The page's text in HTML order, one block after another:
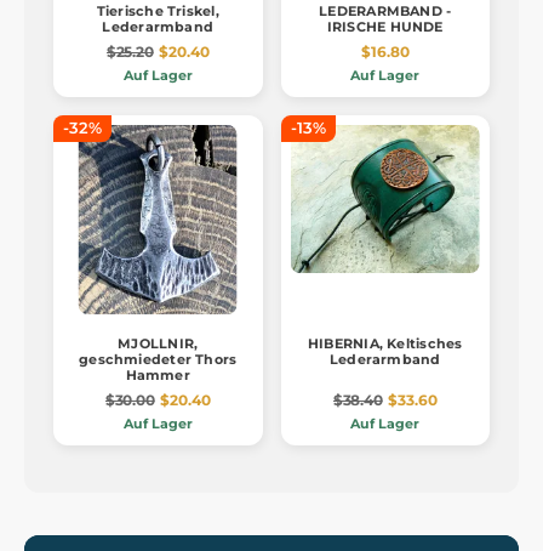
Tierische Triskel,
Lederarmband
$25.20 $20.40
Auf Lager
LEDERARMBAND -
IRISCHE HUNDE
$16.80
Auf Lager
-32%
MJOLLNIR,
geschmiedeter Thors
Hammer
$30.00 $20.40
Auf Lager
-13%
HIBERNIA, Keltisches
Lederarmband
$38.40 $33.60
Auf Lager